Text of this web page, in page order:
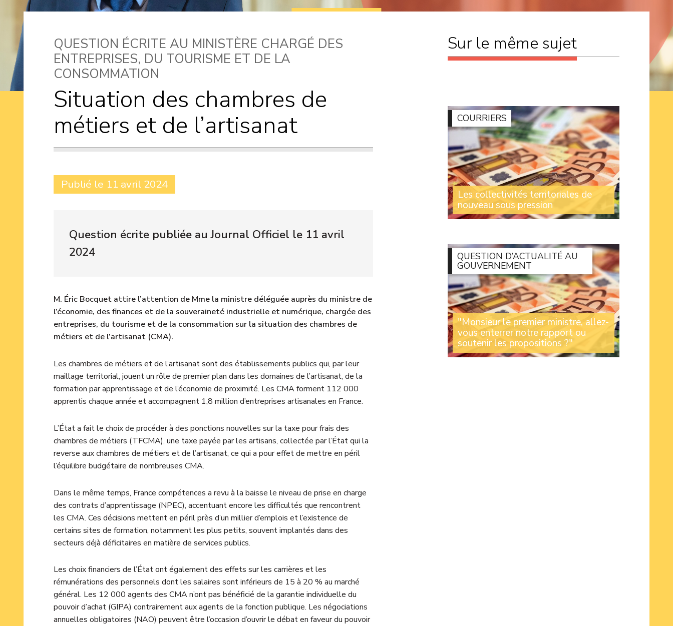
QUESTION ÉCRITE AU MINISTÈRE CHARGÉ DES
ENTREPRISES, DU TOURISME ET DE LA
CONSOMMATION
Situation des chambres de
métiers et de l’artisanat
Publié le 11 avril 2024
Question écrite publiée au Journal Officiel le 11 avril
2024
M. Éric Bocquet attire l’attention de Mme la ministre déléguée auprès du ministre de
l’économie, des finances et de la souveraineté industrielle et numérique, chargée des
entreprises, du tourisme et de la consommation sur la situation des chambres de
métiers et de l’artisanat (CMA).
Les chambres de métiers et de l’artisanat sont des établissements publics qui, par leur
maillage territorial, jouent un rôle de premier plan dans les domaines de l’artisanat, de la
formation par apprentissage et de l’économie de proximité. Les CMA forment 112 000
apprentis chaque année et accompagnent 1,8 million d’entreprises artisanales en France.
L’État a fait le choix de procéder à des ponctions nouvelles sur la taxe pour frais des
chambres de métiers (TFCMA), une taxe payée par les artisans, collectée par l’État qui la
reverse aux chambres de métiers et de l’artisanat, ce qui a pour effet de mettre en péril
l’équilibre budgétaire de nombreuses CMA.
Dans le même temps, France compétences a revu à la baisse le niveau de prise en charge
des contrats d’apprentissage (NPEC), accentuant encore les difficultés que rencontrent
les CMA. Ces décisions mettent en péril près d’un millier d’emplois et l’existence de
certains sites de formation, notamment les plus petits, souvent implantés dans des
secteurs déjà déficitaires en matière de services publics.
Les choix financiers de l’État ont également des effets sur les carrières et les
rémunérations des personnels dont les salaires sont inférieurs de 15 à 20 % au marché
général. Les 12 000 agents des CMA n’ont pas bénéficié de la garantie individuelle du
pouvoir d’achat (GIPA) contrairement aux agents de la fonction publique. Les négociations
annuelles obligatoires (NAO) peuvent être l’occasion d’ouvrir le débat en faveur du pouvoir
Sur le même sujet
COURRIERS
Les collectivités territoriales de
nouveau sous pression
Les sénateurs du Nord Michelle Gréaume et
QUESTION D’ACTUALITÉ AU
GOUVERNEMENT
"Monsieur le premier ministre, allez-
vous enterrer notre rapport ou
soutenir les propositions ?"
4 mois après le rapport de la commission